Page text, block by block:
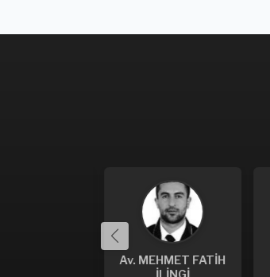
Av. MEHMET FATİH